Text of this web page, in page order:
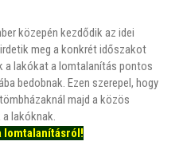
közepén kezdődik az idei
meg a konkrét időszakot
a lakókat a lomtalanítás pontos
bedobnak. Ezen szerepel, hogy
majd a közös
lakóknak.
lomtalanításról!